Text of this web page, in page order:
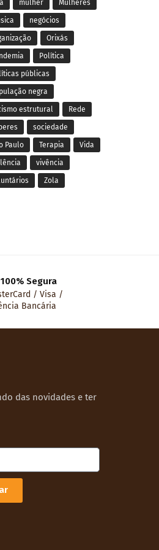
mulher Mulheres
negócios
Orixás
Política
públicas
negra
estrutural Rede
sociedade
Paulo Terapia Vida
vivência
Zola
Segura
/ Visa /
Bancária
das novidades e ter